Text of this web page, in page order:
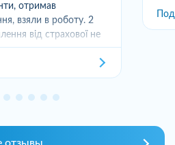
отримав
взяли в роботу. 2
від страхової не